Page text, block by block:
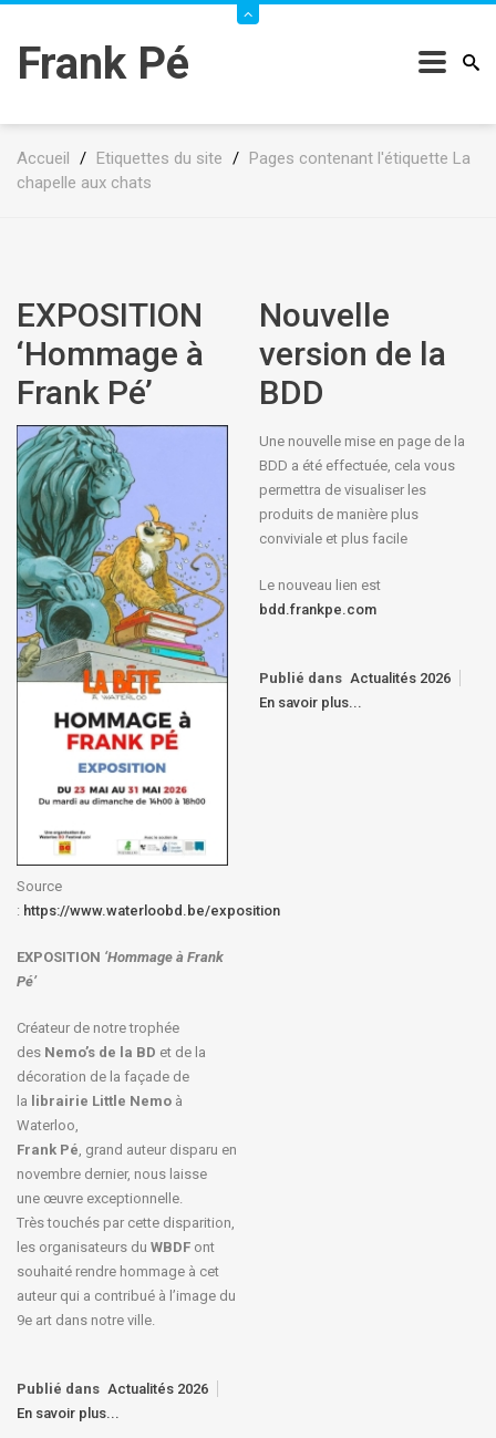
Frank Pé
Accueil / Etiquettes du site / Pages contenant l'étiquette La
chapelle aux chats
EXPOSITION
‘Hommage à
Frank Pé’
Source
: https://www.waterloobd.be/exposition
EXPOSITION ‘Hommage à Frank
Pé’
Créateur de notre trophée
des Nemo’s de la BD et de la
décoration de la façade de
la librairie Little Nemo à
Waterloo,
Frank Pé, grand auteur disparu en
novembre dernier, nous laisse
une œuvre exceptionnelle.
Très touchés par cette disparition,
les organisateurs du WBDF ont
souhaité rendre hommage à cet
auteur qui a contribué à l’image du
9e art dans notre ville.
Publié dans Actualités 2026
En savoir plus...
Nouvelle
version de la
BDD
Une nouvelle mise en page de la
BDD a été effectuée, cela vous
permettra de visualiser les
produits de manière plus
conviviale et plus facile
Le nouveau lien est
bdd.frankpe.com
Publié dans Actualités 2026
En savoir plus...